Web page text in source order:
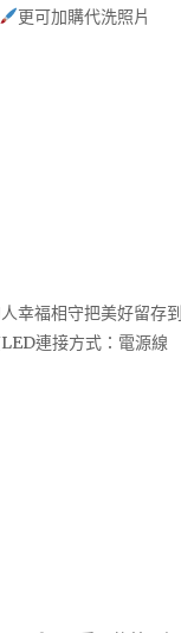
更可加購代洗照片
福相守把美好留存
連接方式：電源線